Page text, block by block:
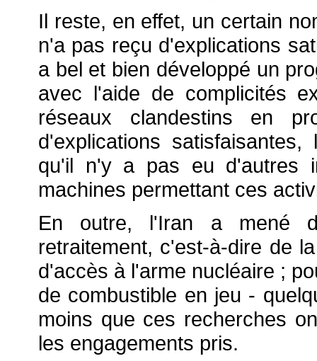
Il reste, en effet, un certain
n'a pas reçu d'explications
a bel et bien développé un
avec l'aide de complicités
réseaux clandestins en
d'explications
qu'il n'y a pas eu d'autres
machines permettant ces
En outre, l'Iran a mené
retraitement, c'est-à-dire de
d'accès à l'arme nucléaire ;
de combustible en jeu -
moins que ces recherches
les engagements pris.